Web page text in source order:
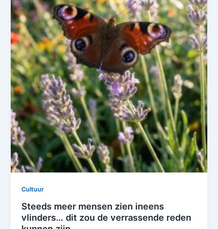
Cultuur
Steeds meer mensen zien ineens
vlinders… dit zou de verrassende reden